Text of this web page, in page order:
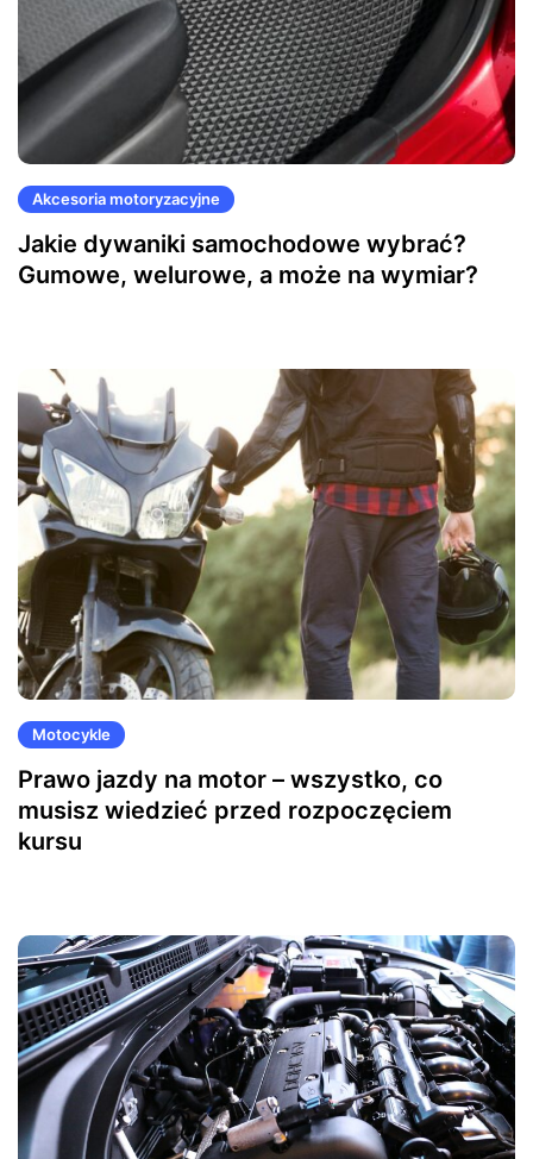
Akcesoria motoryzacyjne
Jakie dywaniki samochodowe wybrać?
Gumowe, welurowe, a może na wymiar?
Motocykle
Prawo jazdy na motor – wszystko, co
musisz wiedzieć przed rozpoczęciem
kursu